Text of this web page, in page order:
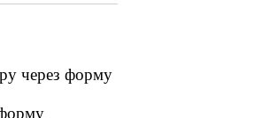
через форму